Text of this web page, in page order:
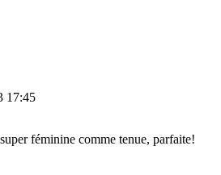
17:45
féminine comme tenue, parfaite!